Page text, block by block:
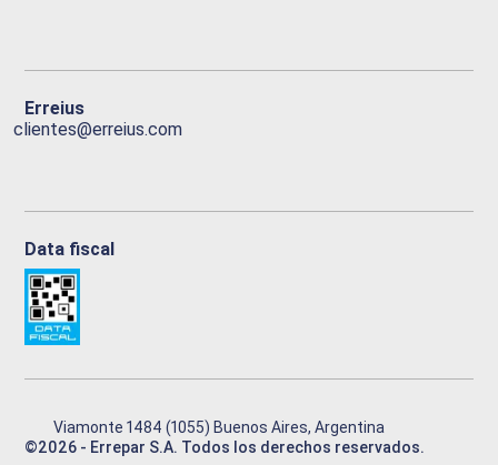
Erreius
clientes@erreius.com
Data fiscal
Viamonte 1484 (1055) Buenos Aires, Argentina
©2026 - Errepar S.A. Todos los derechos reservados.